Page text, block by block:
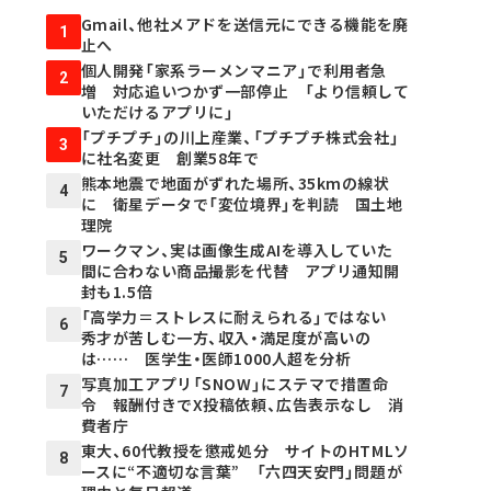
1
Gmail、他社メアドを送信元にできる機能を廃
止へ
2
個人開発「家系ラーメンマニア」で利用者急
増 対応追いつかず一部停止 「より信頼して
いただけるアプリに」
3
「プチプチ」の川上産業、「プチプチ株式会社」
に社名変更 創業58年で
4
熊本地震で地面がずれた場所、35kmの線状
に 衛星データで「変位境界」を判読 国土地
理院
5
ワークマン、実は画像生成AIを導入していた
間に合わない商品撮影を代替 アプリ通知開
封も1.5倍
6
「高学力＝ストレスに耐えられる」ではない
秀才が苦しむ一方、収入・満足度が高いの
は…… 医学生・医師1000人超を分析
7
写真加工アプリ「SNOW」にステマで措置命
令 報酬付きでX投稿依頼、広告表示なし 消
費者庁
8
東大、60代教授を懲戒処分 サイトのHTMLソ
ースに“不適切な言葉” 「六四天安門」問題が